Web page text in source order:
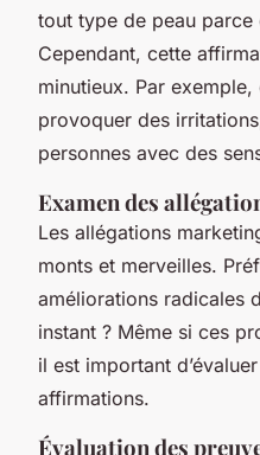
tout type de peau parce
Cependant, cette
minutieux. Par
provoquer des
personnes avec des
Examen des
Les allégations
monts et merveilles.
améliorations radicales
instant ? Même si ces
il est important
affirmations.
Évaluation des